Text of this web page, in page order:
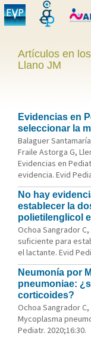
Artículos en
Llano JM
Evidencias en
seleccionar la
Balaguer
Fraile Astorga G,
Evidencias en
evidencia. Evid
No hay
establecer la
polietilenglicol
Ochoa Sangrador
suficiente para
el lactante. Evid
Neumonía por
pneumoniae:
corticoides?
Ochoa Sangrador
Mycoplasma
Pediatr. 2020;16:30.